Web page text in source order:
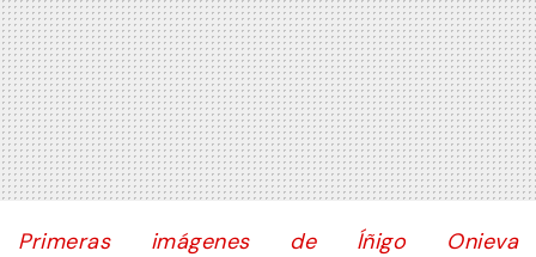
Primeras imágenes de Íñigo Onieva